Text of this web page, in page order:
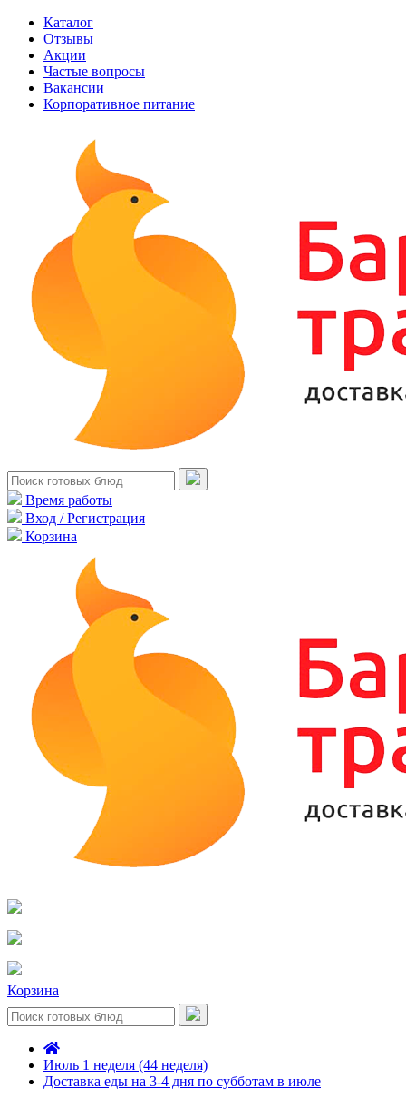
Каталог
Отзывы
Акции
Частые вопросы
Вакансии
Корпоративное питание
Время работы
Вход / Регистрация
Корзина
Корзина
Июль 1 неделя (44 неделя)
Доставка еды на 3-4 дня по субботам в июле